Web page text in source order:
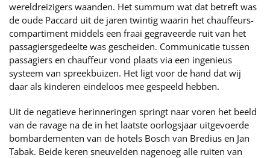
wereldreizigers waanden. Het summum wat dat betreft was
de oude Paccard uit de jaren twintig waarin het chauffeurs-
compartiment middels een fraai gegraveerde ruit van het
passagiersgedeelte was gescheiden. Communicatie tussen
passagiers en chauffeur vond plaats via een ingenieus
systeem van spreekbuizen. Het ligt voor de hand dat wij
daar als kinderen eindeloos mee gespeeld hebben.
Uit de negatieve herinneringen springt naar voren het beeld
van de ravage na de in het laatste oorlogsjaar uitgevoerde
bombardementen van de hotels Bosch van Bredius en Jan
Tabak. Beide keren sneuvelden nagenoeg alle ruiten van